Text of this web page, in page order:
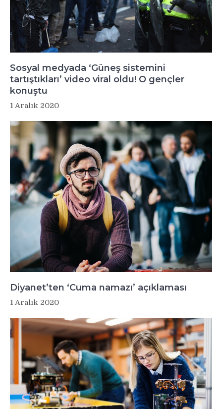
Sosyal medyada ‘Güneş sistemini
tartıştıkları’ video viral oldu! O gençler
konuştu
1 Aralık 2020
Diyanet’ten ‘Cuma namazı’ açıklaması
1 Aralık 2020